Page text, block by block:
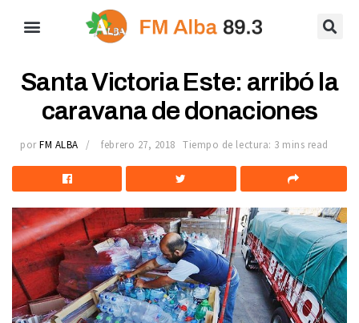
Santa Victoria Este: arribó la
caravana de donaciones
por FM ALBA febrero 27, 2018 Tiempo de lectura: 3 mins read